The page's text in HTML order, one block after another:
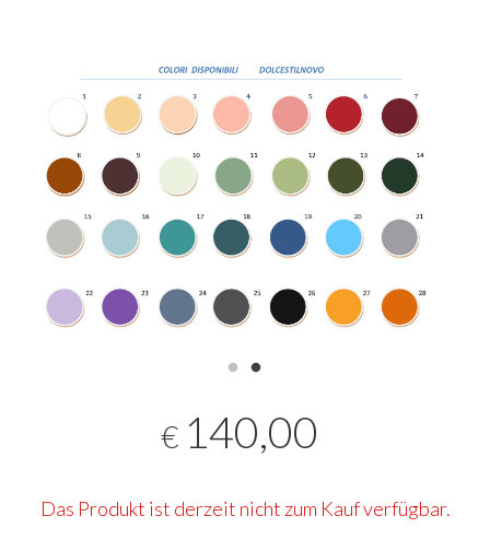
€ 140,00
Das Produkt ist derzeit nicht zum Kauf verfügbar.